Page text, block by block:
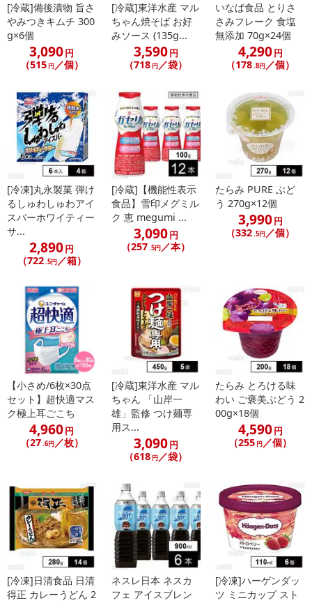
[冷蔵]備後漬物 旨さ
やみつきキムチ 300
g×6個
3,090円
（515 円／個）
[冷蔵]東洋水産 マル
ちゃん焼そば お好
みソース (135g...
3,590円
（718 円／袋）
いなば食品 とりさ
さみフレーク 食塩
無添加 70g×24個
4,290円
（178.8円／個）
[冷凍]丸永製菓 弾け
るしゅわしゅわアイ
スバーホワイティー
サ...
2,890円
（722.5円／箱）
[冷蔵]【機能性表示
食品】雪印メグミル
ク 恵 megumi ...
3,090円
（257.5円／本）
たらみ PURE ぶど
う 270g×12個
3,990円
（332.5円／個）
【小さめ/6枚×30点
セット】超快適マス
ク極上耳ごこち
4,960円
（27.6円／枚）
[冷蔵]東洋水産 マル
ちゃん 「山岸一
雄」監修 つけ麺専
用ス...
3,090円
（618 円 ／袋）
たらみ とろける味
わい ご褒美ぶどう 2
00g×18個
4,590円
（255 円 ／個）
[冷凍]日清食品 日清
得正 カレーうどん 2
ネスレ日本 ネスカ
フェ アイスブレン
[冷凍]ハーゲンダッ
ツ ミニカップ スト